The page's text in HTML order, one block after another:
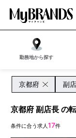
勤務地から探す
京都府 副
京都府 副店長 の
条件に合う求人17件